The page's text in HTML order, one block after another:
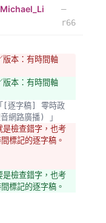
Michael_Li
–
r66
本：有時間軸
本：有時間軸
網路廣播) 」
檢查錯字，也考
標記的逐字稿。
檢查錯字，也考
標記的逐字稿。